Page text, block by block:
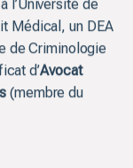
l’Université de
Médical, un DEA
de Criminologie
d’Avocat
(membre du